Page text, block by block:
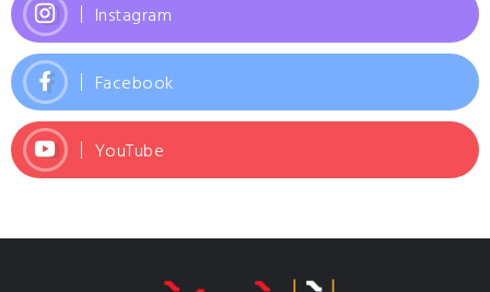
Instagram
Facebook
YouTube